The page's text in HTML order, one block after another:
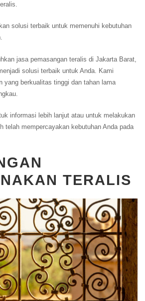
solusi terbaik untuk memenuhi kebutuhan
jasa pemasangan teralis di Jakarta Barat,
solusi terbaik untuk Anda. Kami
yang berkualitas tinggi dan tahan lama
informasi lebih lanjut atau untuk melakukan
telah mempercayakan kebutuhan Anda pada
TERALIS